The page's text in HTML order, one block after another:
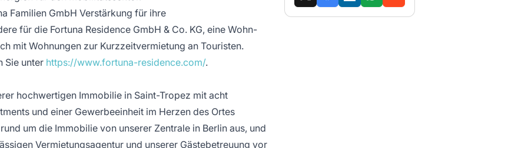
Familien GmbH Verstärkung für ihre
für die Fortuna Residence GmbH & Co. KG, eine Wohn-
mit Wohnungen zur Kurzzeitvermietung an Touristen.
Sie unter https://www.fortuna-residence.com/.
hochwertigen Immobilie in Saint-Tropez mit acht
und einer Gewerbeeinheit im Herzen des Ortes
um die Immobilie von unserer Zentrale in Berlin aus, und
Vermietungsagentur und unserer Gästebetreuung vor